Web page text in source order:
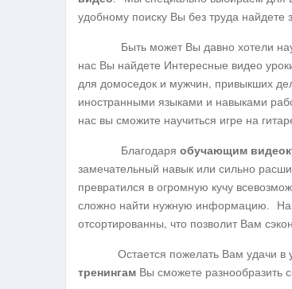
удобному поиску Вы без труда найдете
Быть может Вы давно хотели
нас Вы найдете Интересные видео
для домоседок и мужчин, привыкших
иностранными языками и навыками
нас вы сможите научиться игре на
Благодаря обучающим
замечательный навык или сильно
превратился в огромную кучу
сложно найти нужную информацию. На
отсортированны, что позволит Вам
Остается пожелать Вам удачи в
тренингам Вы сможете разнообразить